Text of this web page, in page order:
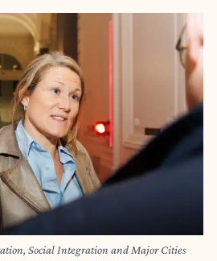
Social Integration and Major Cities